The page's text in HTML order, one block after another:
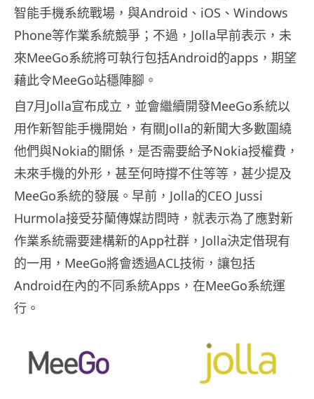
智能手機系統戰場，與Android、iOS、Windows
Phone等作業系統競爭；不過，Jolla早前表示，未
來MeeGo系統將可執行包括Android的apps，期望
藉此令MeeGo站穩陣腳。
自7月Jolla宣布成立，並會繼續開發MeeGo系統以
用作新智能手機開始，有關Jolla的新聞大多數圍繞
他們與Nokia的關係，是否需要給予Nokia授權費，
未來手機的外形，甚至何時撐不住等等，甚少提及
MeeGo系統的發展。早前，Jolla的CEO Jussi
Hurmola接受芬蘭傳媒訪問時，就表示為了應對新
作業系統需要建構新的App社群，Jolla決定借現有
的一用，MeeGo將會透過ACL技術，讓包括
Android在內的不同系統Apps，在MeeGo系統運
行。